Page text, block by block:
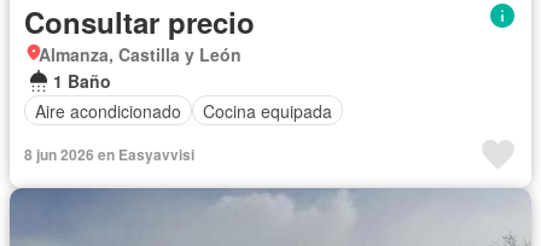
Consultar precio
Almanza, Castilla y León
1 Baño
Aire acondicionado
Cocina equipada
8 jun 2026 en Easyavvisi